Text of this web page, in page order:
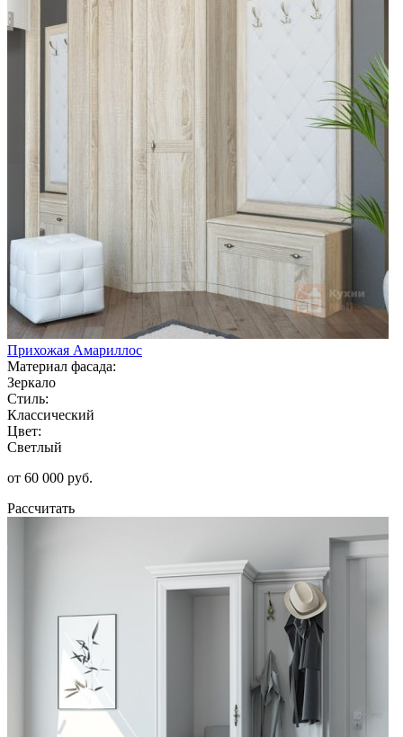
Прихожая Амариллос
Материал фасада:
Зеркало
Стиль:
Классический
Цвет:
Светлый
от 60 000 руб.
Рассчитать